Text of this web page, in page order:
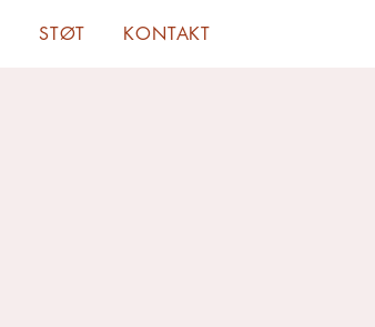
STØT KONTAKT